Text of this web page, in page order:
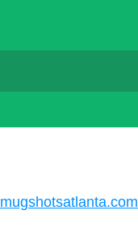
mugshotsatlanta.com